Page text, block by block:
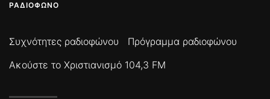
ΡΑΔΙΌΦΩΝΟ
Συχνότητες ραδιοφώνου
Πρόγραμμα ραδιοφώνου
Ακούστε το Χριστιανισμό 104,3 FM